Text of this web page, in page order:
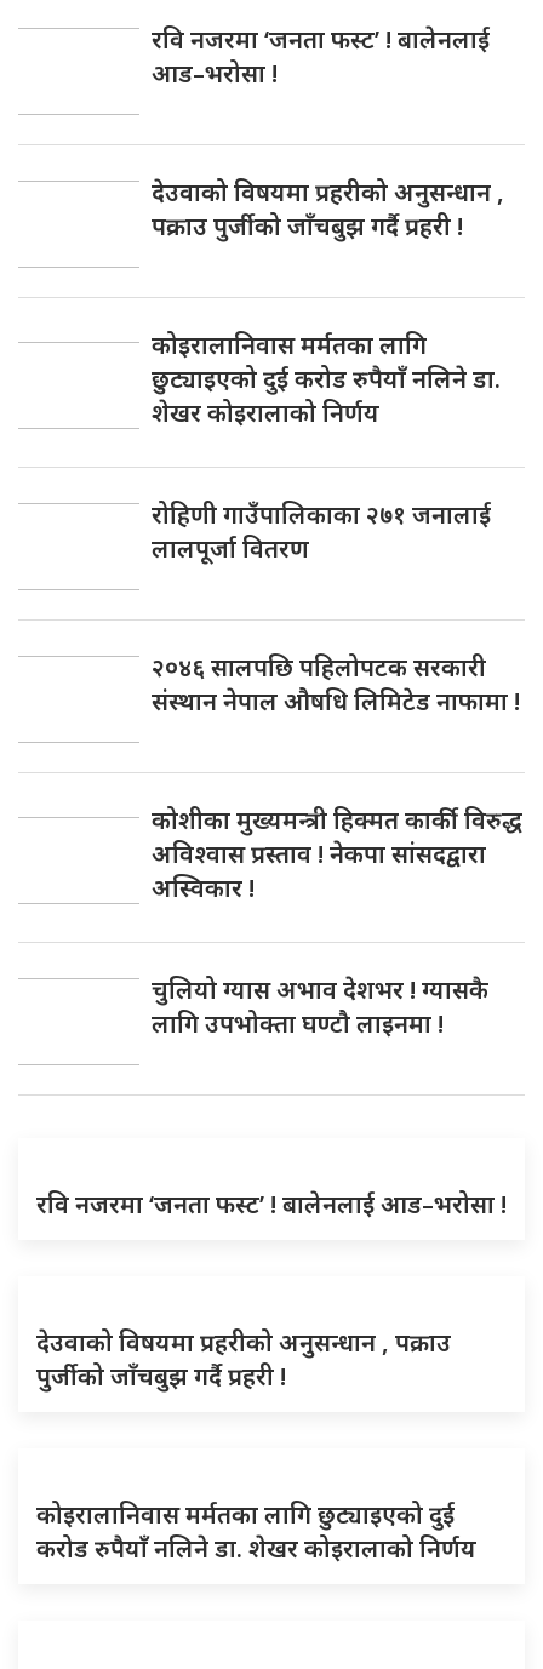
रवि नजरमा ‘जनता फस्ट’ ! बालेनलाई
आड–भरोसा !
देउवाको विषयमा प्रहरीको अनुसन्धान ,
पक्राउ पुर्जीको जाँचबुझ गर्दै प्रहरी !
कोइरालानिवास मर्मतका लागि
छुट्याइएको दुई करोड रुपैयाँ नलिने डा.
शेखर कोइरालाको निर्णय
रोहिणी गाउँपालिकाका २७१ जनालाई
लालपूर्जा वितरण
२०४६ सालपछि पहिलोपटक सरकारी
संस्थान नेपाल औषधि लिमिटेड नाफामा !
कोशीका मुख्यमन्त्री हिक्मत कार्की विरुद्ध
अविश्वास प्रस्ताव ! नेकपा सांसदद्वारा
अस्विकार !
चुलियो ग्यास अभाव देशभर ! ग्यासकै
लागि उपभोक्ता घण्टौ लाइनमा !
रवि नजरमा ‘जनता फस्ट’ ! बालेनलाई आड–भरोसा !
देउवाको विषयमा प्रहरीको अनुसन्धान , पक्राउ
पुर्जीको जाँचबुझ गर्दै प्रहरी !
कोइरालानिवास मर्मतका लागि छुट्याइएको दुई
करोड रुपैयाँ नलिने डा. शेखर कोइरालाको निर्णय